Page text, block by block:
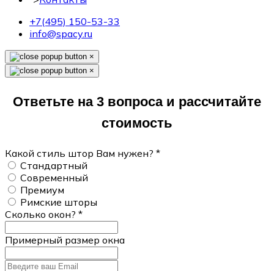
+7(495) 150-53-33
info@spacy.ru
×
×
Ответьте на 3 вопроса и рассчитайте
стоимость
Какой стиль штор Вам нужен? *
Стандартный
Современный
Премиум
Римские шторы
Сколько окон? *
Примерный размер окна